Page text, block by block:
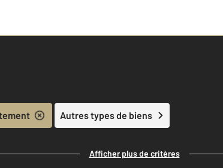
Autres types de biens
Afficher plus de critères